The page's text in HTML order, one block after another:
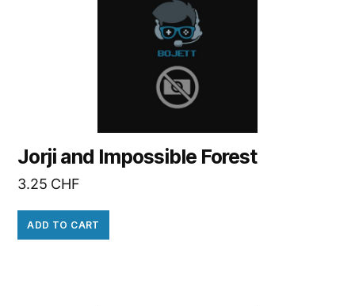
Jorji and Impossible Forest
3.25 CHF
ADD TO CART